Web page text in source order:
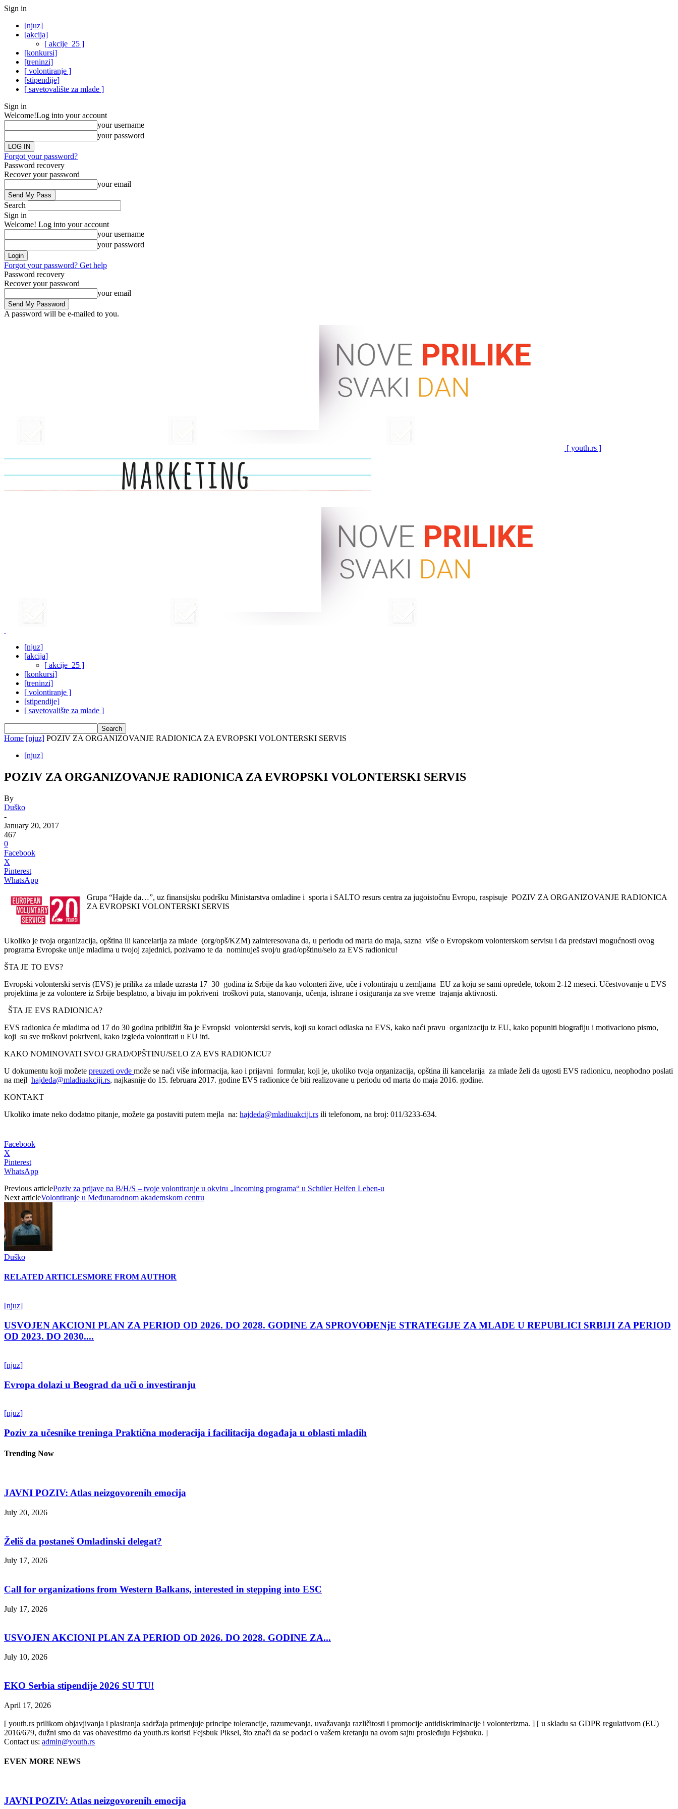
Sign in
[njuz]
[akcija]
[ akcije_25 ]
[konkursi]
[treninzi]
[ volontiranje ]
[stipendije]
[ savetovalište za mlade ]
Sign in
Welcome!Log into your account
your username
your password
Forgot your password?
Password recovery
Recover your password
your email
Search
Sign in
Welcome! Log into your account
your username
your password
Forgot your password? Get help
Password recovery
Recover your password
your email
A password will be e-mailed to you.
[ youth.rs ]
[njuz]
[akcija]
[ akcije_25 ]
[konkursi]
[treninzi]
[ volontiranje ]
[stipendije]
[ savetovalište za mlade ]
Home [njuz] POZIV ZA ORGANIZOVANJE RADIONICA ZA EVROPSKI VOLONTERSKI SERVIS
[njuz]
POZIV ZA ORGANIZOVANJE RADIONICA ZA EVROPSKI VOLONTERSKI SERVIS
By
Duško
-
January 20, 2017
467
0
Facebook
X
Pinterest
WhatsApp
Grupa “Hajde da…”, uz finansijsku podršku Ministarstva omladine i sporta i SALTO resurs centra za jugoistočnu Evropu, raspisuje POZIV ZA ORGANIZOVANJE RADIONICA
ZA EVROPSKI VOLONTERSKI SERVIS
Ukoliko je tvoja organizacija, opština ili kancelarija za mlade (org/opš/KZM) zainteresovana da, u periodu od marta do maja, sazna više o Evropskom volonterskom servisu i da predstavi mogućnosti ovog
programa Evropske unije mladima u tvojoj zajednici, pozivamo te da nominuješ svoj/u grad/opštinu/selo za EVS radionicu!
ŠTA JE TO EVS?
Evropski volonterski servis (EVS) je prilika za mlade uzrasta 17–30 godina iz Srbije da kao volonteri žive, uče i volontiraju u zemljama EU za koju se sami opredele, tokom 2-12 meseci. Učestvovanje u EVS
projektima je za volontere iz Srbije besplatno, a bivaju im pokriveni troškovi puta, stanovanja, učenja, ishrane i osiguranja za sve vreme trajanja aktivnosti.
ŠTA JE EVS RADIONICA?
EVS radionica će mladima od 17 do 30 godina približiti šta je Evropski volonterski servis, koji su koraci odlaska na EVS, kako naći pravu organizaciju iz EU, kako popuniti biografiju i motivaciono pismo,
koji su sve troškovi pokriveni, kako izgleda volontirati u EU itd.
KAKO NOMINOVATI SVOJ GRAD/OPŠTINU/SELO ZA EVS RADIONICU?
U dokumentu koji možete preuzeti ovde može se naći više informacija, kao i prijavni formular, koji je, ukoliko tvoja organizacija, opština ili kancelarija za mlade želi da ugosti EVS radionicu, neophodno poslati
na mejl hajdeda@mladiuakciji.rs, najkasnije do 15. februara 2017. godine EVS radionice će biti realizovane u periodu od marta do maja 2016. godine.
KONTAKT
Ukoliko imate neko dodatno pitanje, možete ga postaviti putem mejla na: hajdeda@mladiuakciji.rs ili telefonom, na broj: 011/3233-634.
Facebook
X
Pinterest
WhatsApp
Previous articlePoziv za prijave na B/H/S – tvoje volontiranje u okviru „Incoming programa“ u Schüler Helfen Leben-u
Next articleVolontiranje u Međunarodnom akademskom centru
Duško
RELATED ARTICLESMORE FROM AUTHOR
[njuz]
USVOJEN AKCIONI PLAN ZA PERIOD OD 2026. DO 2028. GODINE ZA SPROVOĐENjE STRATEGIJE ZA MLADE U REPUBLICI SRBIJI ZA PERIOD
OD 2023. DO 2030....
[njuz]
Evropa dolazi u Beograd da uči o investiranju
[njuz]
Poziv za učesnike treninga Praktična moderacija i facilitacija događaja u oblasti mladih
Trending Now
JAVNI POZIV: Atlas neizgovorenih emocija
July 20, 2026
Želiš da postaneš Omladinski delegat?
July 17, 2026
Call for organizations from Western Balkans, interested in stepping into ESC
July 17, 2026
USVOJEN AKCIONI PLAN ZA PERIOD OD 2026. DO 2028. GODINE ZA...
July 10, 2026
EKO Serbia stipendije 2026 SU TU!
April 17, 2026
[ youth.rs prilikom objavjivanja i plasiranja sadržaja primenjuje principe tolerancije, razumevanja, uvažavanja različitosti i promocije antidiskriminacije i volonterizma. ] [ u skladu sa GDPR regulativom (EU)
2016/679, dužni smo da vas obavestimo da youth.rs koristi Fejsbuk Piksel, što znači da se podaci o vašem kretanju na ovom sajtu prosleđuju Fejsbuku. ]
Contact us: admin@youth.rs
EVEN MORE NEWS
JAVNI POZIV: Atlas neizgovorenih emocija